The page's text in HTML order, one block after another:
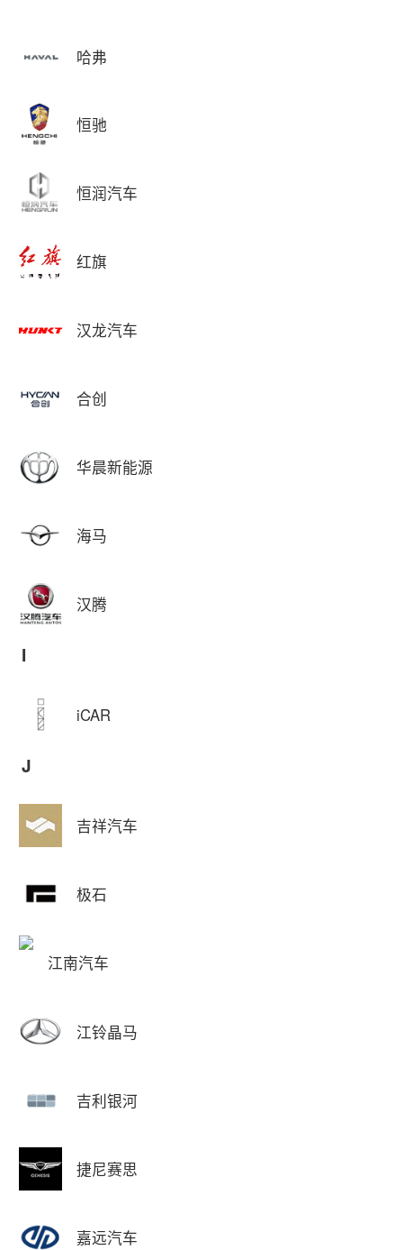
哈弗
恒驰
恒润汽车
红旗
汉龙汽车
合创
华晨新能源
海马
汉腾
I
iCAR
J
吉祥汽车
极石
江南汽车
江铃晶马
吉利银河
捷尼赛思
嘉远汽车